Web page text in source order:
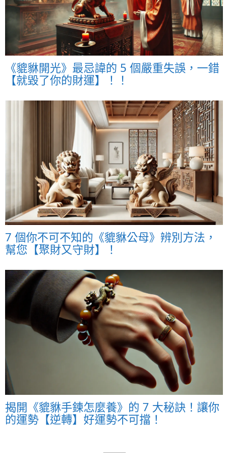
《貔貅開光》最忌諱的 5 個嚴重失誤，一錯
【就毀了你的財運】！！
7 個你不可不知的《貔貅公母》辨別方法，
幫您【聚財又守財】！
揭開《貔貅手鍊怎麼養》的 7 大秘訣！讓你
的運勢【逆轉】好運勢不可擋！